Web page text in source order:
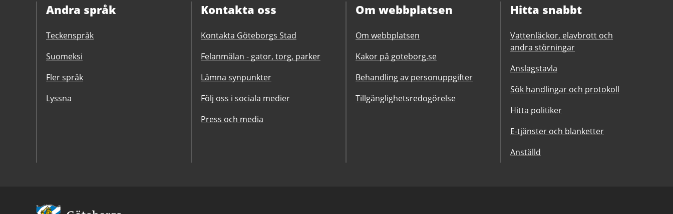
Andra språk
Teckenspråk
Suomeksi
Fler språk
Lyssna
Kontakta oss
Kontakta Göteborgs Stad
Felanmälan - gator, torg, parker
Lämna synpunkter
Följ oss i sociala medier
Press och media
Om webbplatsen
Om webbplatsen
Kakor på goteborg.se
Behandling av personuppgifter
Tillgänglighetsredogörelse
Hitta snabbt
Vattenläckor, elavbrott och
andra störningar
Anslagstavla
Sök handlingar och protokoll
Hitta politiker
E-tjänster och blanketter
Anställd
Avsändare: